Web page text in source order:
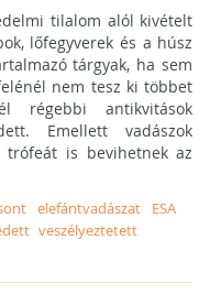
tilalom alól kivételt
lőfegyverek és a húsz
tárgyak, ha sem
nem tesz ki többet
régebbi antikvitások
Emellett vadászok
is bevihetnek az
elefántvadászat
ESA
veszélyeztetett